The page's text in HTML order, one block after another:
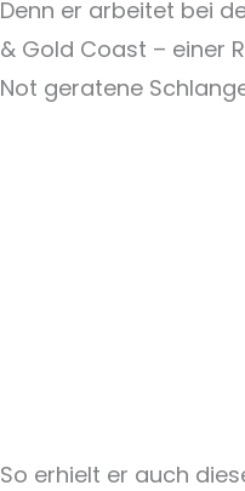
Denn er arbeitet bei
& Gold Coast – einer
Not geratene
So erhielt er auch